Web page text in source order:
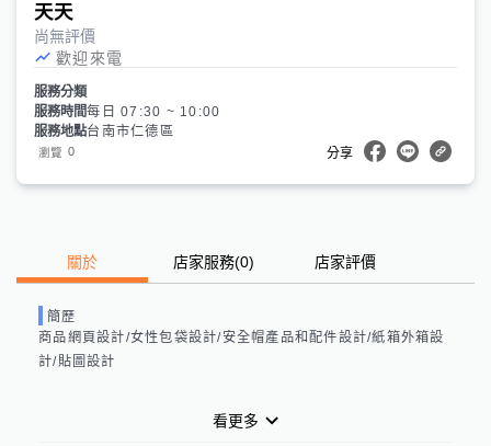
天天
尚無評價
歡迎來電
服務分類
服務時間每日 07:30 ~ 10:00
服務地點台南市仁德區
瀏覽 0 分享
關於 店家服務(0) 店家評價
簡歷
商品網頁設計/女性包袋設計/安全帽產品和配件設計/紙箱外箱設
計/貼圖設計
看更多